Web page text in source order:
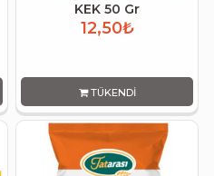
KEK 50 Gr
12,50₺
TÜKENDI